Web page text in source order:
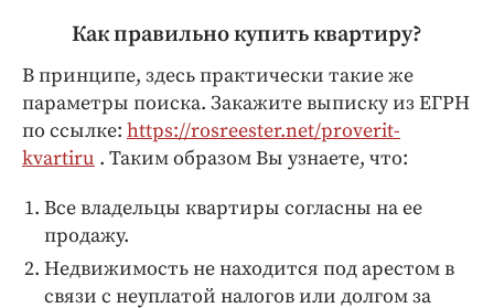
Как правильно купить квартиру?
В принципе, здесь практически такие же
параметры поиска. Закажите выписку из ЕГРН
по ссылке: https://rosreester.net/proverit-
kvartiru . Таким образом Вы узнаете, что:
Все владельцы квартиры согласны на ее
продажу.
Недвижимость не находится под арестом в
связи с неуплатой налогов или долгом за